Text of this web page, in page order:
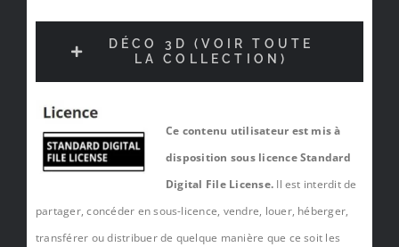
DÉCO 3D (VOIR TOUTE
LA COLLECTION)
Ce contenu utilisateur est mis à
disposition sous licence Standard
Digital File License. Il est interdit de
partager, concéder en sous-licence, vendre, louer, héberger,
transférer ou distribuer de quelque manière que ce soit les